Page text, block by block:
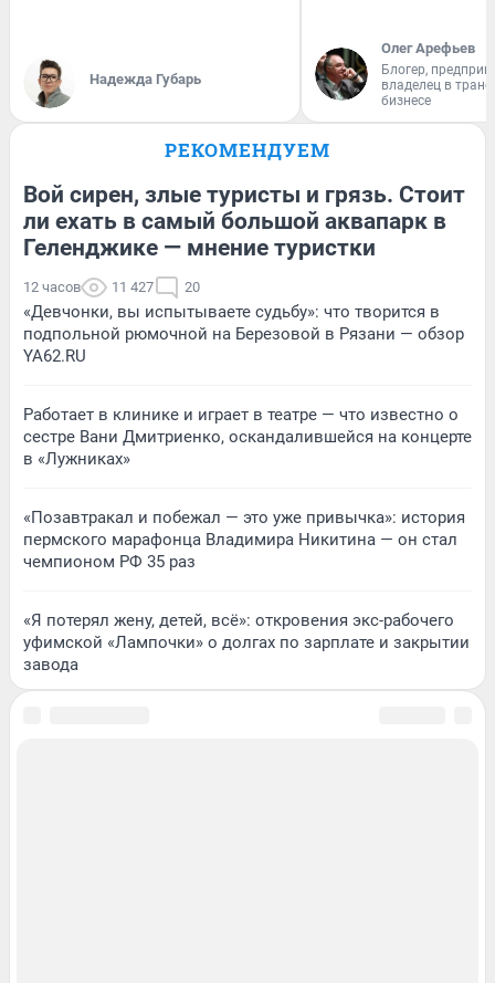
Надежда Губарь
Олег Арефьев
Блогер,
владелец в
бизнесе
РЕКОМЕНДУЕМ
Вой сирен, злые туристы и грязь. Стоит
ли ехать в самый большой аквапарк в
Геленджике — мнение туристки
12 часов 11 427 20
«Девчонки, вы испытываете судьбу»: что творится в
подпольной рюмочной на Березовой в Рязани — обзор
YA62.RU
Работает в клинике и играет в театре — что известно о
сестре Вани Дмитриенко, оскандалившейся на концерте
в «Лужниках»
«Позавтракал и побежал — это уже привычка»: история
пермского марафонца Владимира Никитина — он стал
чемпионом РФ 35 раз
«Я потерял жену, детей, всё»: откровения экс-рабочего
уфимской «Лампочки» о долгах по зарплате и закрытии
завода